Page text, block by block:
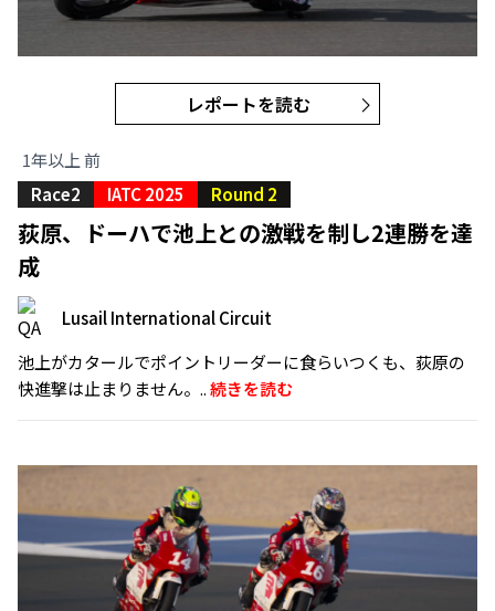
レポートを読む
1年以上 前
Race2
IATC 2025 Round 2
荻原、ドーハで池上との激戦を制し2連勝を達
成
Lusail International Circuit
池上がカタールでポイントリーダーに食らいつくも、荻原の
快進撃は止まりません。..続きを読む